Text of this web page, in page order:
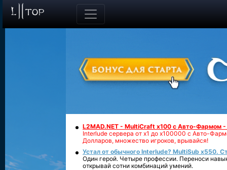
L2MAD.NET - MultiCraft x100 с Авто-Фармом
Interlude сервера от х1 до х100000 с Авто-
Долларов, множество игроков, врывайся!
Устал от обычного Interlude? MultiSub x550.
Один герой. Четыре профессии. Переноси
открывай сотни комбинаций умений.